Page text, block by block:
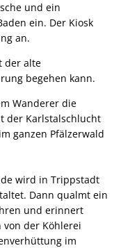
und ein
ein. Der Kiosk
an.
der alte
begehen kann.
Wanderer die
der Karlstalschlucht
ganzen Pfälzerwald
wird in Trippstadt
Dann qualmt ein
und erinnert
der Köhlerei
im